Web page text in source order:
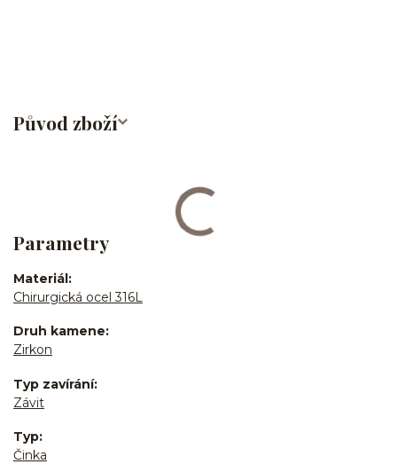
Původ zboží
Parametry
Materiál
Chirurgická ocel 316L
Druh kamene
Zirkon
Typ zavírání
Závit
Typ
Činka